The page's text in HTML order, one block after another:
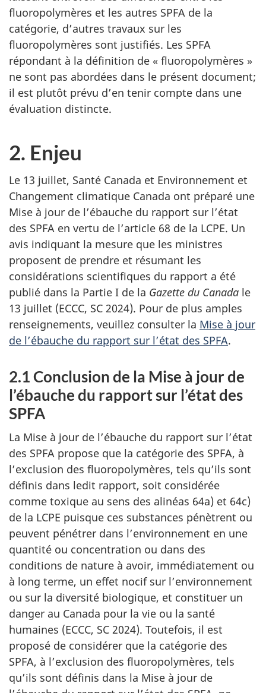
fluoropolymères et les autres SPFA de la
catégorie, d’autres travaux sur les
fluoropolymères sont justifiés. Les SPFA
répondant à la définition de « fluoropolymères »
ne sont pas abordées dans le présent document;
il est plutôt prévu d’en tenir compte dans une
évaluation distincte.
2. Enjeu
Le 13 juillet, Santé Canada et Environnement et
Changement climatique Canada ont préparé une
Mise à jour de l’ébauche du rapport sur l’état
des SPFA en vertu de l’article 68 de la LCPE. Un
avis indiquant la mesure que les ministres
proposent de prendre et résumant les
considérations scientifiques du rapport a été
publié dans la Partie I de la Gazette du Canada le
13 juillet (ECCC, SC 2024). Pour de plus amples
renseignements, veuillez consulter la Mise à jour
de l’ébauche du rapport sur l’état des SPFA.
2.1 Conclusion de la Mise à jour de
l’ébauche du rapport sur l’état des
SPFA
La Mise à jour de l’ébauche du rapport sur l’état
des SPFA propose que la catégorie des SPFA, à
l’exclusion des fluoropolymères, tels qu’ils sont
définis dans ledit rapport, soit considérée
comme toxique au sens des alinéas 64a) et 64c)
de la LCPE puisque ces substances pénètrent ou
peuvent pénétrer dans l’environnement en une
quantité ou concentration ou dans des
conditions de nature à avoir, immédiatement ou
à long terme, un effet nocif sur l’environnement
ou sur la diversité biologique, et constituer un
danger au Canada pour la vie ou la santé
humaines (ECCC, SC 2024). Toutefois, il est
proposé de considérer que la catégorie des
SPFA, à l’exclusion des fluoropolymères, tels
qu’ils sont définis dans la Mise à jour de